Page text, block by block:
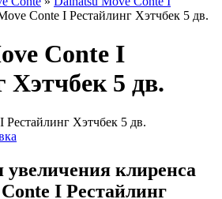
Conte I Рестайлинг Хэтчбек 5 дв.
Conte I
Хэтчбек 5 дв.
увеличения клиренса
I Рестайлинг